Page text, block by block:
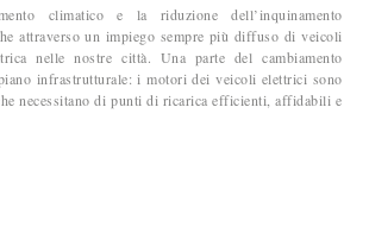
climatico e la riduzione dell’inquinamento
attraverso un impiego sempre più diffuso di veicoli
nelle nostre città. Una parte del cambiamento
infrastrutturale: i motori dei veicoli elettrici sono
necessitano di punti di ricarica efficienti, affidabili e